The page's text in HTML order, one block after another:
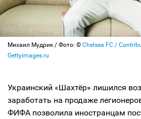
Михаил Мудрик / Фото: © Chelsea FC /
Gettyimages.ru
Украинский «Шахтёр» лишился
заработать на продаже
ФИФА позволила иностранцам